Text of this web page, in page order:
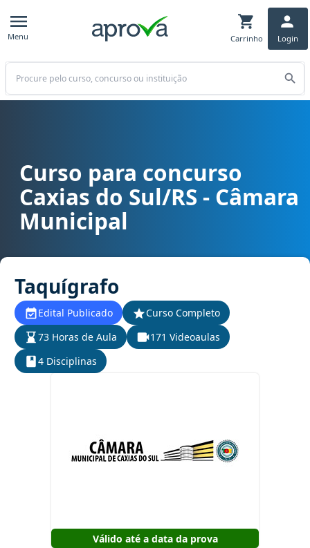
Menu Carrinho Login
Buscar
Curso para concurso Caxias do Sul/RS - Câmara Municipal cargo
Curso para concurso
Caxias do Sul/RS - Câmara
Municipal
Taquígrafo
Edital Publicado
Curso Completo
73 Horas de Aula
171 Videoaulas
4 Disciplinas
Válido até a data da prova